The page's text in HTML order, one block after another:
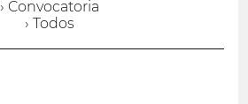
› Convocatoria
› Todos